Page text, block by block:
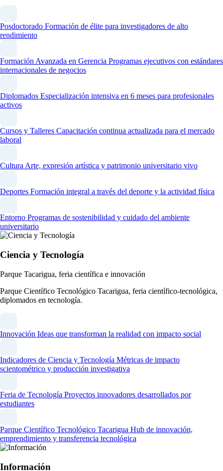
Posdoctorado Formación de élite para investigadores de alto
rendimiento
Formación Avanzada en Gerencia Programas ejecutivos con estándares
internacionales de negocios
Diplomados Especialización intensiva en 6 meses para profesionales
activos
Cursos y Talleres Capacitación continua actualizada para el mercado
laboral
CulturaArte, expresión artística y patrimonio universitario vivo
Deportes Formación integral a través del deporte y la actividad física
Entorno Programas de sostenibilidad y cuidado del ambiente
universitario
Ciencia y Tecnología
Parque Tacarigua, feria científica e innovación
Parque Científico Tecnológico Tacarigua, feria científico-tecnológica,
diplomados en tecnología.
Innovación Ideas que transforman la realidad con impacto social
Indicadores de Ciencia y Tecnología Métricas de impacto
scientométrico y producción investigativa
Feria de Tecnología Proyectos innovadores desarrollados por
estudiantes
Parque Científico Tecnológico Tacarigua Hub de innovación,
emprendimiento y transferencia tecnológica
Información